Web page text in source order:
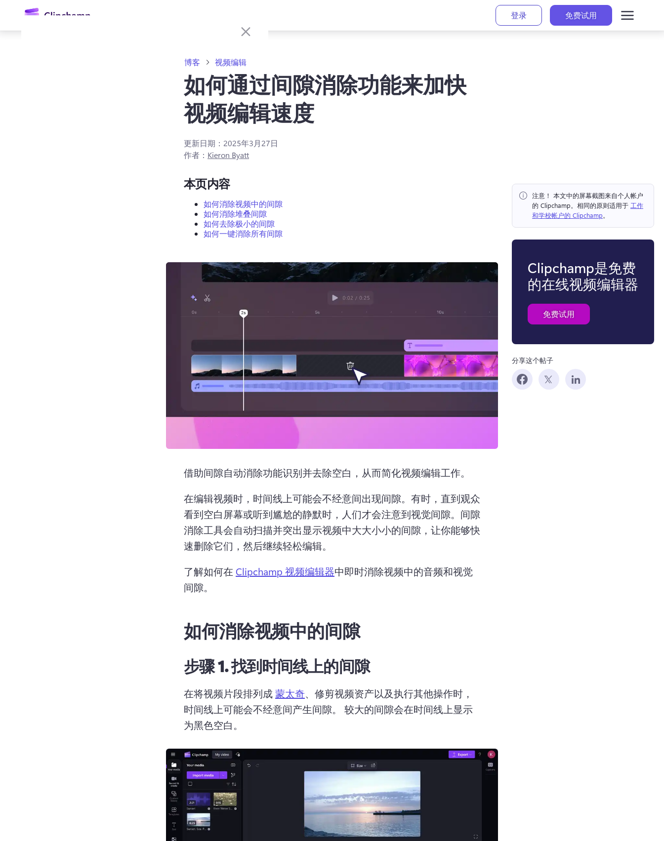
容
登录 免费试用
博客 视频编辑
如何通过间隙消除功能来加快
视频编辑速度
更新日期： 2025年3月27日
作者： Kieron Byatt
本页内容
如何消除视频中的间隙
如何消除堆叠间隙
如何去除极小的间隙
如何一键消除所有间隙
借助间隙自动消除功能识别并去除空白，从而简化视频编辑工作。
在编辑视频时，时间线上可能会不经意间出现间隙。 有时，直到观众
看到空白屏幕或听到尴尬的静默时，人们才会注意到视觉间隙。 间隙
消除工具会自动扫描并突出显示视频中大大小小的间隙，让你能够快
速删除它们，然后继续轻松编辑。
了解如何在 Clipchamp 视频编辑器中即时消除视频中的音频和视觉
间隙。
如何消除视频中的间隙
步骤 1.找到时间线上的间隙
在将视频片段排列成 蒙太奇、修剪视频资产以及执行其他操作时，
时间线上可能会不经意间产生间隙。 较大的间隙会在时间线上显示
为黑色空白。
注意！ 本文中的屏幕截图来自个人帐户
的 Clipchamp。相同的原则适用于 工作
和学校帐户的 Clipchamp。
Clipchamp是免费
的在线视频编辑器
免费试用
分享这个帖子